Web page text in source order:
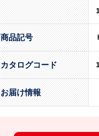
商品記号
カタログコード
お届け情報